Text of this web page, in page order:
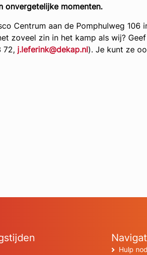
onvergetelijke momenten.
Centrum aan de Pomphulweg
zoveel zin in het kamp als wij?
72, j.leferink@dekap.nl). Je kunt ze
Hulp